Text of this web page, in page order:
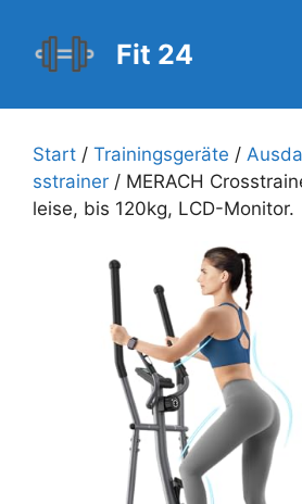
Inhalt
springen
Fit 24
Start / Trainingsgeräte /
sstrainer / MERACH
leise, bis 120kg, LCD-Monitor.